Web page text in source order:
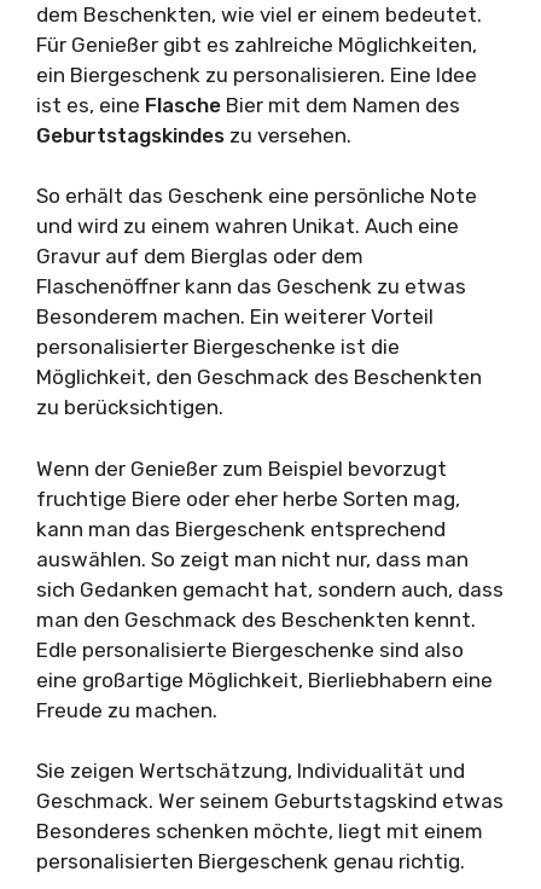
dem Beschenkten, wie viel er einem bedeutet.
Für Genießer gibt es zahlreiche Möglichkeiten,
ein Biergeschenk zu personalisieren. Eine Idee
ist es, eine Flasche Bier mit dem Namen des
Geburtstagskindes zu versehen.
So erhält das Geschenk eine persönliche Note
und wird zu einem wahren Unikat. Auch eine
Gravur auf dem Bierglas oder dem
Flaschenöffner kann das Geschenk zu etwas
Besonderem machen. Ein weiterer Vorteil
personalisierter Biergeschenke ist die
Möglichkeit, den Geschmack des Beschenkten
zu berücksichtigen.
Wenn der Genießer zum Beispiel bevorzugt
fruchtige Biere oder eher herbe Sorten mag,
kann man das Biergeschenk entsprechend
auswählen. So zeigt man nicht nur, dass man
sich Gedanken gemacht hat, sondern auch, dass
man den Geschmack des Beschenkten kennt.
Edle personalisierte Biergeschenke sind also
eine großartige Möglichkeit, Bierliebhabern eine
Freude zu machen.
Sie zeigen Wertschätzung, Individualität und
Geschmack. Wer seinem Geburtstagskind etwas
Besonderes schenken möchte, liegt mit einem
personalisierten Biergeschenk genau richtig.